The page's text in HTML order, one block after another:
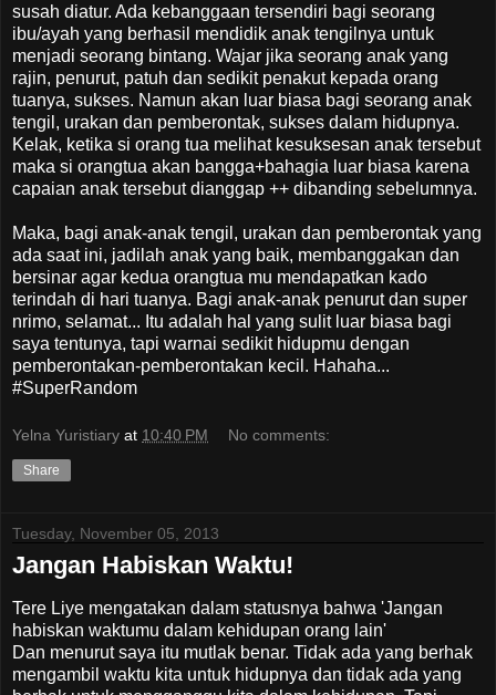
susah diatur. Ada kebanggaan tersendiri bagi seorang
ibu/ayah yang berhasil mendidik anak tengilnya untuk
menjadi seorang bintang. Wajar jika seorang anak yang
rajin, penurut, patuh dan sedikit penakut kepada orang
tuanya, sukses. Namun akan luar biasa bagi seorang anak
tengil, urakan dan pemberontak, sukses dalam hidupnya.
Kelak, ketika si orang tua melihat kesuksesan anak tersebut
maka si orangtua akan bangga+bahagia luar biasa karena
capaian anak tersebut dianggap ++ dibanding sebelumnya.
Maka, bagi anak-anak tengil, urakan dan pemberontak yang
ada saat ini, jadilah anak yang baik, membanggakan dan
bersinar agar kedua orangtua mu mendapatkan kado
terindah di hari tuanya. Bagi anak-anak penurut dan super
nrimo, selamat... Itu adalah hal yang sulit luar biasa bagi
saya tentunya, tapi warnai sedikit hidupmu dengan
pemberontakan-pemberontakan kecil. Hahaha...
#SuperRandom
Yelna Yuristiary at 10:40 PM No comments:
Share
Tuesday, November 05, 2013
Jangan Habiskan Waktu!
Tere Liye mengatakan dalam statusnya bahwa 'Jangan
habiskan waktumu dalam kehidupan orang lain'
Dan menurut saya itu mutlak benar. Tidak ada yang berhak
mengambil waktu kita untuk hidupnya dan tidak ada yang